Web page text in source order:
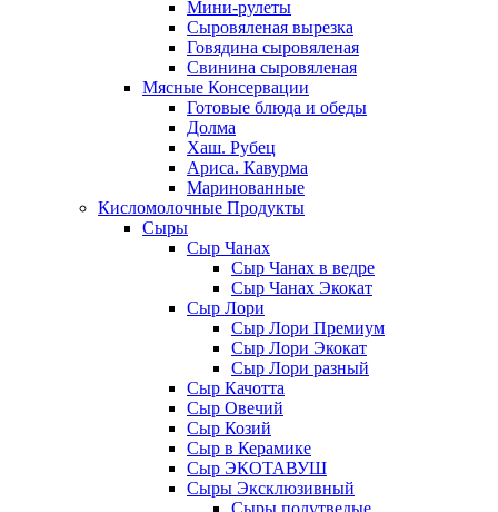
Мини-рулеты
Сыровяленая вырезка
Говядина сыровяленая
Свинина сыровяленая
Мясные Консервации
Готовые блюда и обеды
Долма
Хаш. Рубец
Ариса. Кавурма
Маринованные
Кисломолочные Продукты
Сыры
Сыр Чанах
Сыр Чанах в ведре
Сыр Чанах Экокат
Сыр Лори
Сыр Лори Премиум
Сыр Лори Экокат
Сыр Лори разный
Сыр Качотта
Сыр Овечий
Сыр Козий
Сыр в Керамике
Сыр ЭКОТАВУШ
Сыры Эксклюзивный
Сыры полутведые